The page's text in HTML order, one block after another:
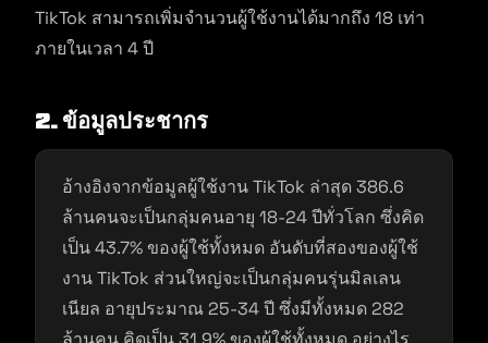
TikTok สามารถเพิ่มจำนวนผู้ใช้งานได้มากถึง 18 เท่า
ภายในเวลา 4 ปี
2. ข้อมูลประชากร
อ้างอิงจากข้อมูลผู้ใช้งาน TikTok ล่าสุด 386.6
ล้านคนจะเป็นกลุ่มคนอายุ 18-24 ปีทั่วโลก ซึ่งคิด
เป็น 43.7% ของผู้ใช้ทั้งหมด อันดับที่สองของผู้ใช้
งาน TikTok ส่วนใหญ่จะเป็นกลุ่มคนรุ่นมิลเลน
เนียล อายุประมาณ 25-34 ปี ซึ่งมีทั้งหมด 282